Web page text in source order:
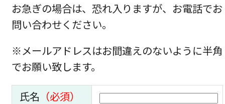
お急ぎの場合は、恐れ入りますが、お電話でお
問い合わせください。
※メールアドレスはお間違えのないように半角
でお願い致します。
氏名 （必須）